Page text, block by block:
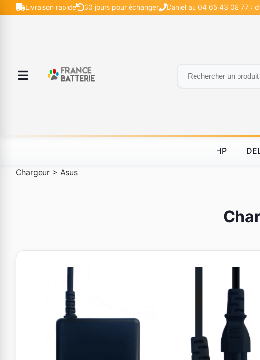
Livraison rapide 30 jours pour échanger Daniel au 04 65 43 08 77 :
HP
Chargeur > Asus